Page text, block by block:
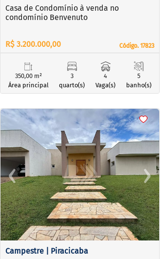
Código. 17823
Código. 17823
Casa de Condomínio à venda no
condomínio Benvenuto
R$ 3.200.000,00
350,00 m²
Área principal
3
quarto(s)
4
Vaga(s)
5
banho(s)
<< < <
‹Previous ›Next
Campestre | Piracicaba